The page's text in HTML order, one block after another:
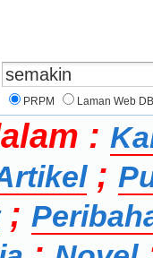
PRPM Laman Web
:
;
;